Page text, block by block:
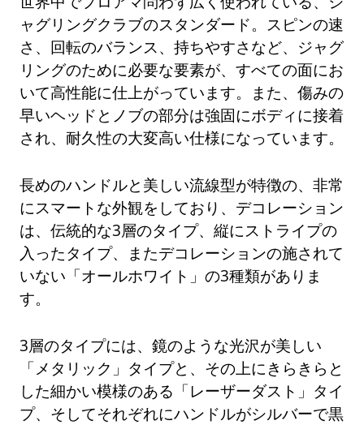
ャグリングクラブのスタンダード。スピンの速
さ、回転のバランス、持ちやすさなど、ジャグ
リングのために必要な要素が、すべての面にお
いて高性能に仕上がっています。また、傷みの
早いヘッドとノブの部分は強固にボディに接着
され、耐久性の大変高い仕様になっています。
長めのハンドルと美しい流線型が特徴の、非常
にスマートな外観をしており、デコレーション
は、伝統的な3層のタイプ、縦にストライプの
入ったタイプ、またデコレーションの施されて
いない「オールホワイト」の3種類がありま
す。
3層のタイプには、鏡のような光沢が美しい
「メタリック」タイプと、その上にきらきらと
した細かい模様のある「レーザーダスト」タイ
プ、そしてそれぞれにハンドルがシルバーで黒